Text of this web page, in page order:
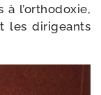
l’orthodoxie,
les diri­geants